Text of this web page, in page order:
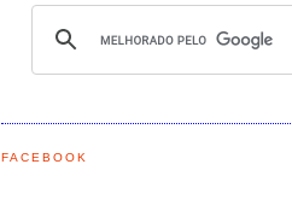
FACEBOOK